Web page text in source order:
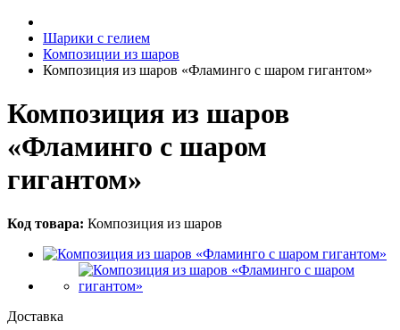
Шарики с гелием
Композиции из шаров
Композиция из шаров «Фламинго с шаром гигантом»
Композиция из шаров
«Фламинго с шаром
гигантом»
Код товара: Композиция из шаров
Доставка